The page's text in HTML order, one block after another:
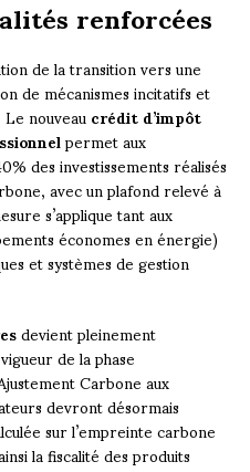
renforcées
de la transition vers une
de mécanismes incitatifs et
nouveaucrédit d’impôt
permet aux
des investissements réalisés
avec un plafond relevé à
s’applique tant aux
économes en énergie)
et systèmes de gestion
devient pleinement
de la phase
Carbone aux
devront désormais
sur l’empreinte carbone
la fiscalité des produits